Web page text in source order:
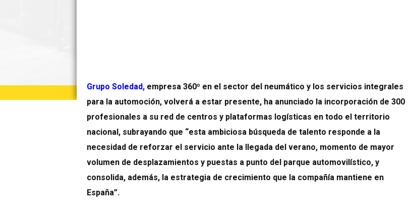
Grupo Soledad, empresa 360º en el sector del neumático y los servicios integrales
para la automoción, volverá a estar presente, ha anunciado la incorporación de 300
profesionales a su red de centros y plataformas logísticas en todo el territorio
nacional, subrayando que “esta ambiciosa búsqueda de talento responde a la
necesidad de reforzar el servicio ante la llegada del verano, momento de mayor
volumen de desplazamientos y puestas a punto del parque automovilístico, y
consolida, además, la estrategia de crecimiento que la compañía mantiene en
España”.